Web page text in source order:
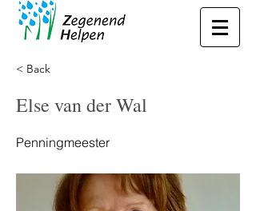
< Back
Else van der Wal
Penningmeester